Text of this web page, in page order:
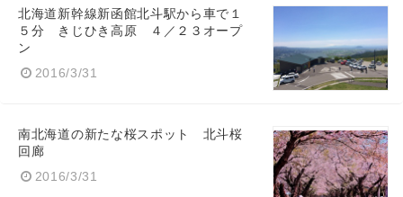
北海道新幹線新函館北斗駅から車で１
５分 きじひき高原 ４／２３オープ
ン
2016/3/31
南北海道の新たな桜スポット 北斗桜
回廊
2016/3/31